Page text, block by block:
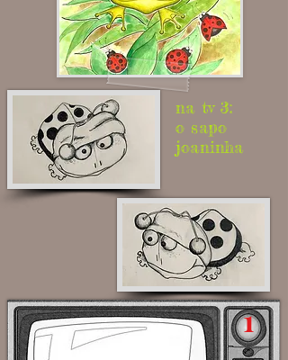
na tv 3:
o sapo
joaninha
1